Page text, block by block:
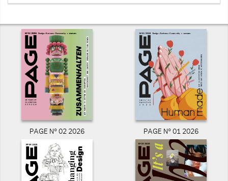
PAGE N° 02 2026 PAGE N° 01 2026